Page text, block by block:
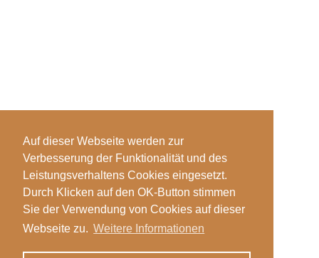
Auf dieser Webseite werden zur
Verbesserung der Funktionalität und des
Leistungsverhaltens Cookies eingesetzt.
Durch Klicken auf den OK-Button stimmen
Sie der Verwendung von Cookies auf dieser
Webseite zu. Weitere Informationen